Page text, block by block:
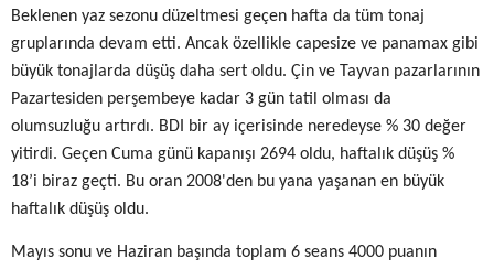
Beklenen yaz sezonu düzeltmesi geçen hafta da tüm tonaj
gruplarında devam etti. Ancak özellikle capesize ve panamax gibi
büyük tonajlarda düşüş daha sert oldu. Çin ve Tayvan pazarlarının
Pazartesiden perşembeye kadar 3 gün tatil olması da
olumsuzluğu artırdı. BDI bir ay içerisinde neredeyse % 30 değer
yitirdi. Geçen Cuma günü kapanışı 2694 oldu, haftalık düşüş %
18’i biraz geçti. Bu oran 2008'den bu yana yaşanan en büyük
haftalık düşüş oldu.
Mayıs sonu ve Haziran başında toplam 6 seans 4000 puanın